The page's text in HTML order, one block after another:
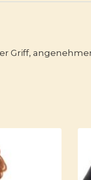
Griff,